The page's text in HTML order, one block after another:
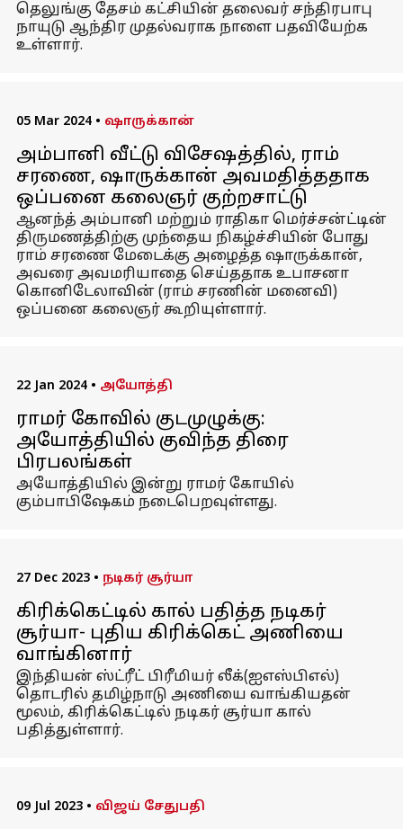
தெலுங்கு தேசம் கட்சியின் தலைவர் சந்திரபாபு
நாயுடு ஆந்திர முதல்வராக நாளை பதவியேற்க
உள்ளார்.
05 Mar 2024 • ஷாருக்கான்
அம்பானி வீட்டு விசேஷத்தில், ராம்
சரணை, ஷாருக்கான் அவமதித்ததாக
ஒப்பனை கலைஞர் குற்றசாட்டு
ஆனந்த் அம்பானி மற்றும் ராதிகா மெர்ச்சன்ட்டின்
திருமணத்திற்கு முந்தைய நிகழ்ச்சியின் போது
ராம் சரணை மேடைக்கு அழைத்த ஷாருக்கான்,
அவரை அவமரியாதை செய்ததாக உபாசனா
கொனிடேலாவின் (ராம் சரணின் மனைவி)
ஒப்பனை கலைஞர் கூறியுள்ளார்.
22 Jan 2024 • அயோத்தி
ராமர் கோவில் குடமுழுக்கு:
அயோத்தியில் குவிந்த திரை
பிரபலங்கள்
அயோத்தியில் இன்று ராமர் கோயில்
கும்பாபிஷேகம் நடைபெறவுள்ளது.
27 Dec 2023 • நடிகர் சூர்யா
கிரிக்கெட்டில் கால் பதித்த நடிகர்
சூர்யா- புதிய கிரிக்கெட் அணியை
வாங்கினார்
இந்தியன் ஸ்ட்ரீட் பிரீமியர் லீக்(ஐஎஸ்பிஎல்)
தொடரில் தமிழ்நாடு அணியை வாங்கியதன்
மூலம், கிரிக்கெட்டில் நடிகர் சூர்யா கால்
பதித்துள்ளார்.
09 Jul 2023 • விஜய் சேதுபதி